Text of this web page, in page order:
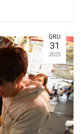
GRU
31
2025